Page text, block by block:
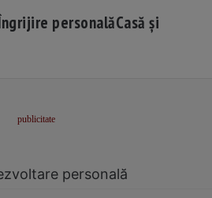
personalăCasă și
personală